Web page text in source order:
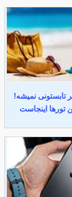
تابستونی نمیشه!
تورها اینجاست